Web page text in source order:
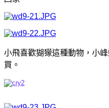
小飛喜歡猢獴這種動物，小
買。